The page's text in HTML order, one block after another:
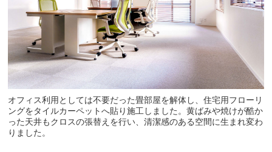
オフィス利用としては不要だった畳部屋を解体し、住宅用フローリ
ングをタイルカーペットへ貼り施工しました。黄ばみや焼けが酷か
った天井もクロスの張替えを行い、清潔感のある空間に生まれ変わ
りました。